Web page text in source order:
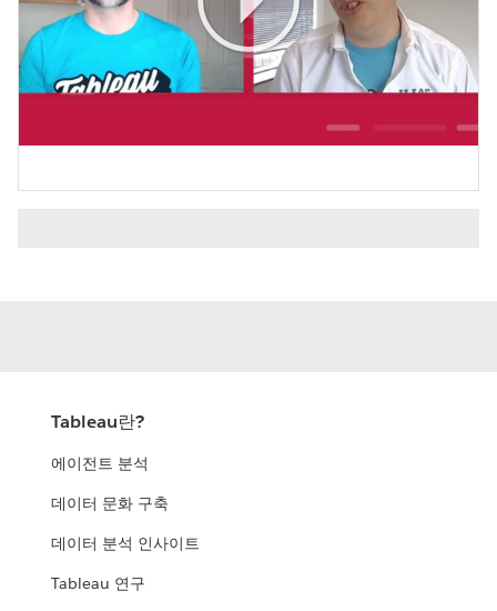
Play
Video
Tableau란?
에이전트 분석
데이터 문화 구축
데이터 분석 인사이트
Tableau 연구